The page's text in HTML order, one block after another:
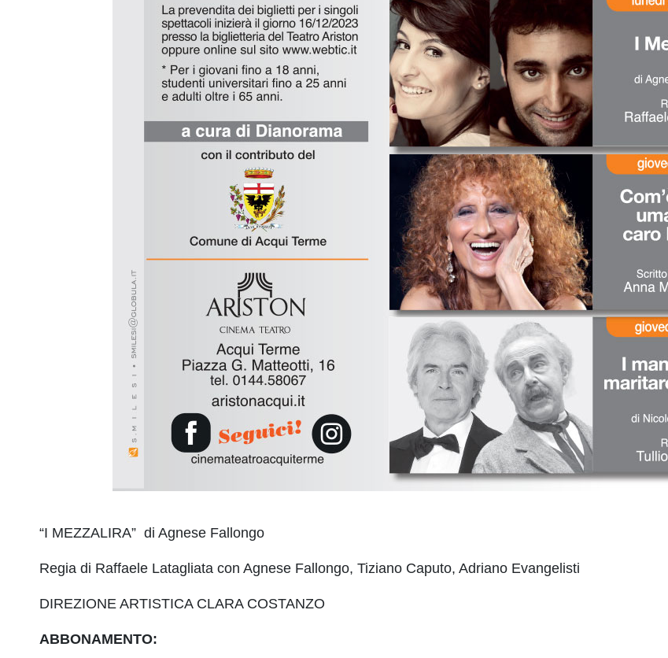
“I MEZZALIRA” di Agnese Fallongo
Regia di Raffaele Latagliata con Agnese Fallongo, Tiziano Caputo, Adriano Evangelisti
DIREZIONE ARTISTICA CLARA COSTANZO
ABBONAMENTO: